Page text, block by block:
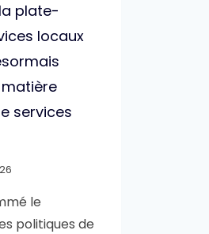
plate-
locaux
services
le
politiques de